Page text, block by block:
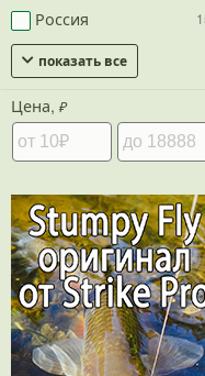
Россия
показать все
Цена, ₽